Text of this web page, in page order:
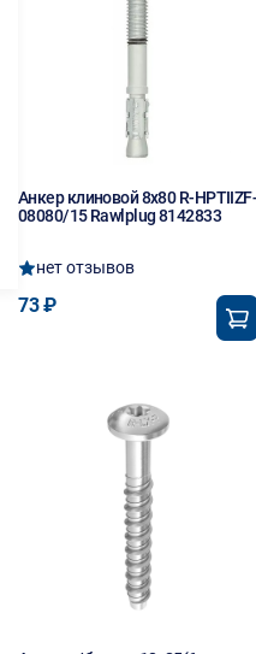
Анкер клиновой 8х80 R-HPTIIZF-
08080/15 Rawlplug 8142833
нет отзывов
73 ₽